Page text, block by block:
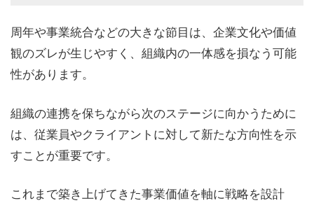
周年や事業統合などの大きな節目は、企業文化や価値
観のズレが生じやすく、組織内の一体感を損なう可能
性があります。
組織の連携を保ちながら次のステージに向かうために
は、従業員やクライアントに対して新たな方向性を示
すことが重要です。
これまで築き上げてきた事業価値を軸に戦略を設計